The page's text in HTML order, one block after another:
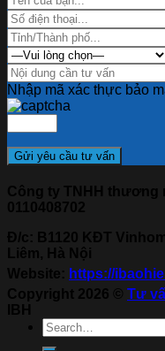
Nhập mã xác thực bảo
Công ty TNHH thương
0110408702
Đ/c: B1120 KĐT
Liêm, Hà Nội
Website: https://
Copyright 2026 © Tư
IBH